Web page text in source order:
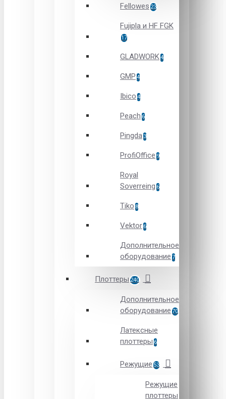
Fellowes 23
Fujipla и HF FGK
17
GLADWORK4
GMP 4
Ibico 4
Peach 6
Pingda 3
ProfiOffice 9
Royal
Soverreing 6
Tiko 8
Vektor 6
Дополнительное
оборудование 7
Плоттеры 240
Дополнительное
оборудование 70
Латексные
плоттеры 6
Режущие 53
Режущие
плоттеры